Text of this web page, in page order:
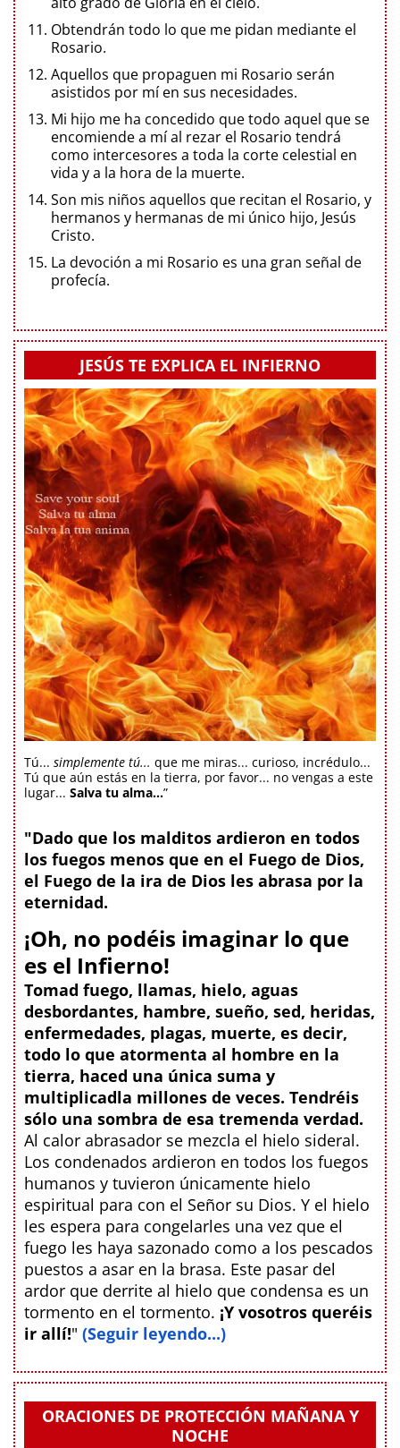
Obtendrán todo lo que me pidan mediante el
Rosario.
Aquellos que propaguen mi Rosario serán
asistidos por mí en sus necesidades.
Mi hijo me ha concedido que todo aquel que se
encomiende a mí al rezar el Rosario tendrá
como intercesores a toda la corte celestial en
vida y a la hora de la muerte.
Son mis niños aquellos que recitan el Rosario, y
hermanos y hermanas de mi único hijo, Jesús
Cristo.
La devoción a mi Rosario es una gran señal de
profecía.
JESÚS TE EXPLICA EL INFIERNO
Tú... simplemente tú... que me miras... curioso, incrédulo...
Tú que aún estás en la tierra, por favor... no vengas a este
lugar... Salva tu alma...”
"Dado que los malditos ardieron en todos
los fuegos menos que en el Fuego de Dios,
el Fuego de la ira de Dios les abrasa por la
eternidad.
¡Oh, no podéis imaginar lo que
es el Infierno!
Tomad fuego, llamas, hielo, aguas
desbordantes, hambre, sueño, sed, heridas,
enfermedades, plagas, muerte, es decir,
todo lo que atormenta al hombre en la
tierra, haced una única suma y
multiplicadla millones de veces. Tendréis
sólo una sombra de esa tremenda verdad.
Al calor abrasador se mezcla el hielo sideral.
Los condenados ardieron en todos los fuegos
humanos y tuvieron únicamente hielo
espiritual para con el Señor su Dios. Y el hielo
les espera para congelarles una vez que el
fuego les haya sazonado como a los pescados
puestos a asar en la brasa. Este pasar del
ardor que derrite al hielo que condensa es un
tormento en el tormento. ¡Y vosotros queréis
ir allí!" (Seguir leyendo...)
ORACIONES DE PROTECCIÓN MAÑANA Y
NOCHE